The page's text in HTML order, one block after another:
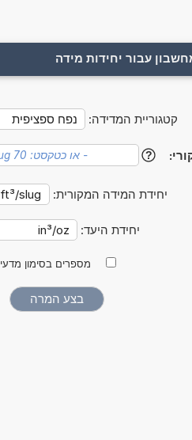
עבור יחידות מידה
קטגוריית המדידה:
?
יחידת המידה המקורית:
יחידת היעד:
מספרים בסימון מדעי